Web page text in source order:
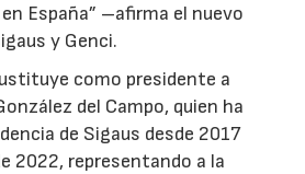
España” –afirma el nuevo
y Genci.
como presidente a
del Campo, quien ha
de Sigaus desde 2017
2022, representando a la